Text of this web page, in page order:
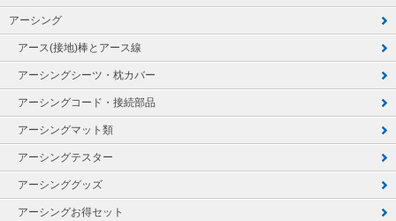
アーシング
アース(接地)棒とアース線
アーシングシーツ・枕カバー
アーシングコード・接続部品
アーシングマット類
アーシングテスター
アーシンググッズ
アーシングお得セット